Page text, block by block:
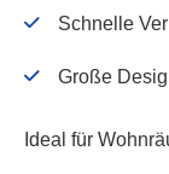
Schnelle
Große
Ideal für